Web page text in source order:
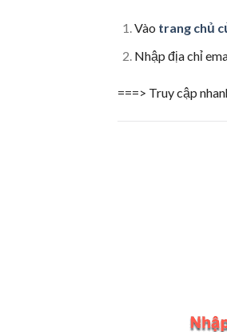
Vào trang chủ
Nhập địa chỉ
===> Truy cập